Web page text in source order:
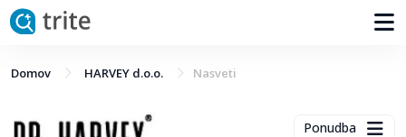
Domov HARVEY d.o.o. Nasveti
Ponudba